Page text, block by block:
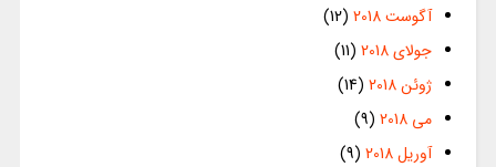
آگوست 2018
(12)
جولای 2018
(11)
ژوئن 2018
(14)
می 2018
(9)
آوریل 2018
(9)